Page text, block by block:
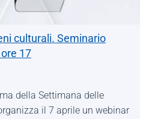
culturali. Seminario
17
della Settimana delle
il 7 aprile un webinar